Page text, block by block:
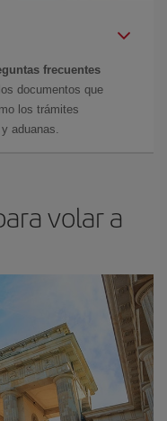
frecuentes
documentos que
los trámites
aduanas.
volar a